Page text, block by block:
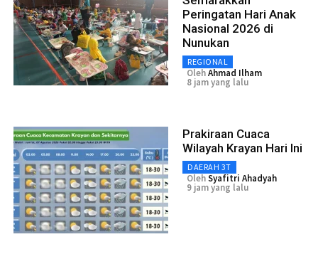
Peringatan Hari Anak
Nasional 2026 di
Nunukan
REGIONAL
OlehAhmad Ilham
8 jam yang lalu
Prakiraan Cuaca
Wilayah Krayan Hari Ini
DAERAH 3T
OlehSyafitri Ahadyah
9 jam yang lalu